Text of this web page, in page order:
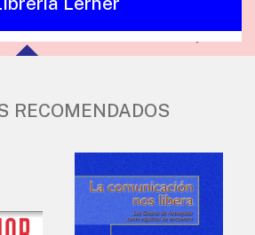
RECOMENDADOS